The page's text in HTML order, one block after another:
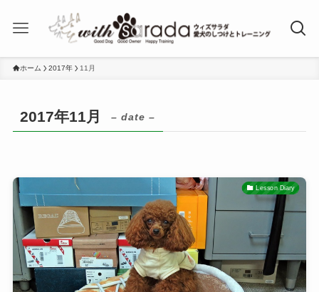
ホーム 2017年 11月
2017年11月 – date –
Lesson Diary